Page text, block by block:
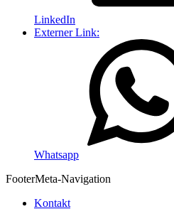
LinkedIn
Externer Link:
Whatsapp
FooterMeta-Navigation
Kontakt